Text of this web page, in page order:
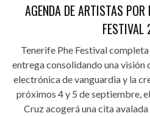
AGENDA DE ARTISTAS POR
Tenerife Phe Festival
entrega consolidando una visión
electrónica de vanguardia y la
próximos 4 y 5 de septiembre,
Cruz acogerá una cita